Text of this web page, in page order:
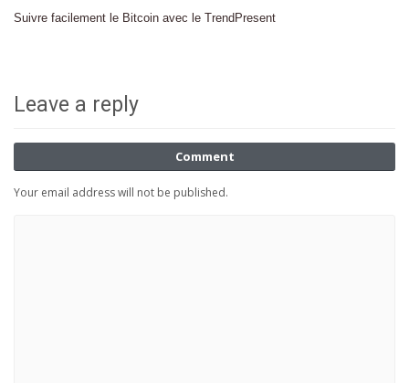
Suivre facilement le Bitcoin avec le TrendPresent
Leave a reply
Comment
Your email address will not be published.